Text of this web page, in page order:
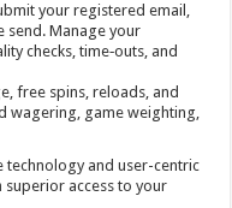
your registered email,
send. Manage your
checks, time‑outs, and
free spins, reloads, and
wagering, game weighting,
and user-centric
access to your